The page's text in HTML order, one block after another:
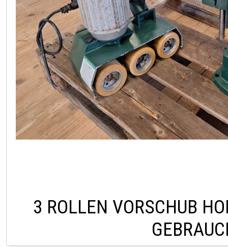
3 ROLLEN VORSCHUB